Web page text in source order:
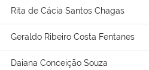
Rita de Cácia Santos Chagas
Geraldo Ribeiro Costa Fentanes
Daiana Conceição Souza